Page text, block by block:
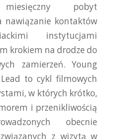
miesięczny pobyt
nawiązanie kontaktów
instytucjami
krokiem na drodze do
zamierzeń. Young
to cykl filmowych
w których krótko,
i przenikliwością
obecnie
z wizytą w